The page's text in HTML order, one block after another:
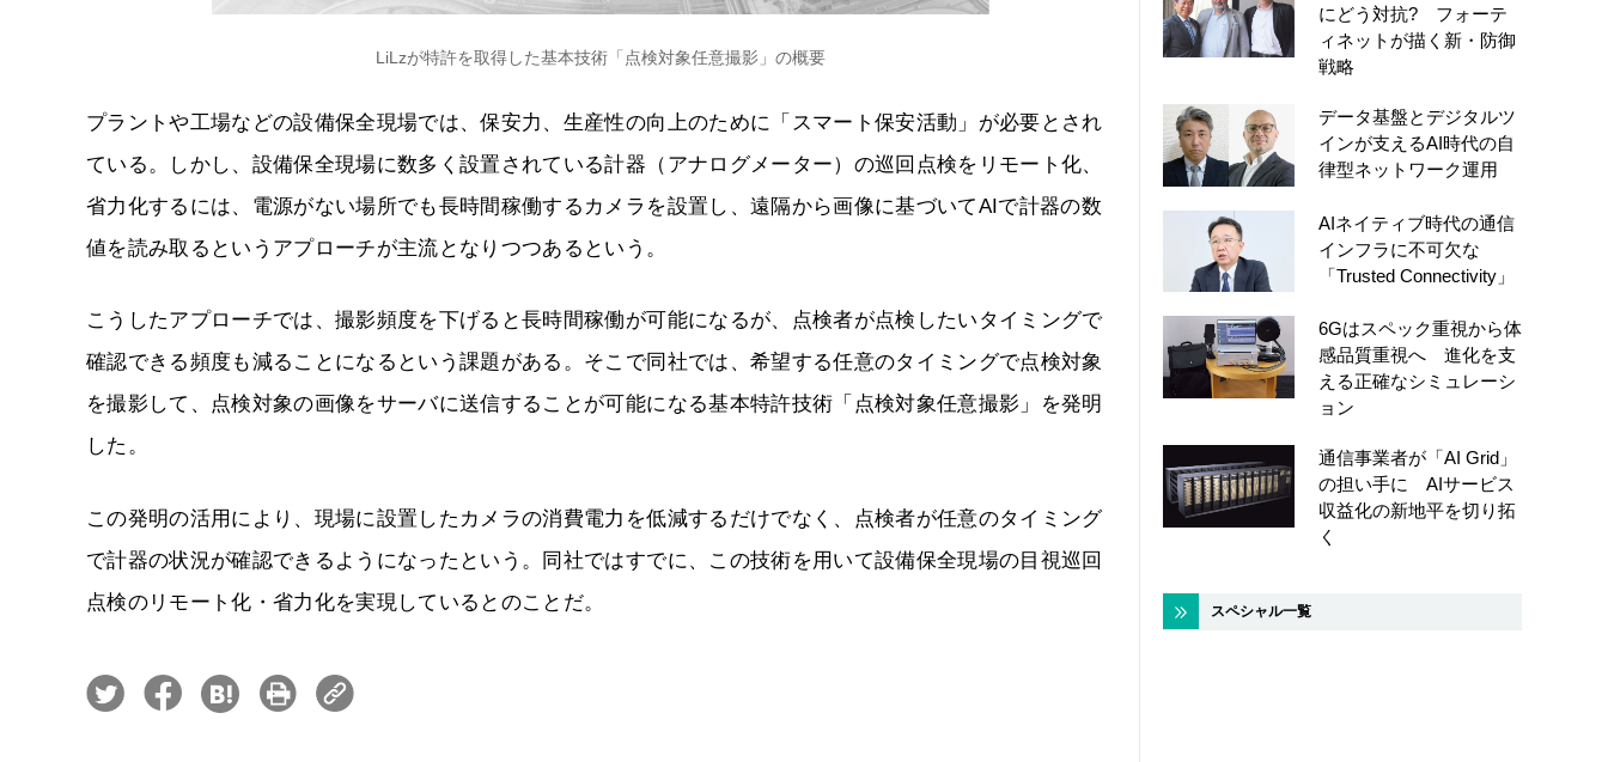
LiLzが特許を取得した基本技術「点検対象任意撮影」の概要
プラントや工場などの設備保全現場では、保安力、生産性の向上のために「スマート保安活動」が必要とされ
ている。しかし、設備保全現場に数多く設置されている計器（アナログメーター）の巡回点検をリモート化、
省力化するには、電源がない場所でも長時間稼働するカメラを設置し、遠隔から画像に基づいてAIで計器の数
値を読み取るというアプローチが主流となりつつあるという。
こうしたアプローチでは、撮影頻度を下げると長時間稼働が可能になるが、点検者が点検したいタイミングで
確認できる頻度も減ることになるという課題がある。そこで同社では、希望する任意のタイミングで点検対象
を撮影して、点検対象の画像をサーバに送信することが可能になる基本特許技術「点検対象任意撮影」を発明
した。
この発明の活用により、現場に設置したカメラの消費電力を低減するだけでなく、点検者が任意のタイミング
で計器の状況が確認できるようになったという。同社ではすでに、この技術を用いて設備保全現場の目視巡回
点検のリモート化・省力化を実現しているとのことだ。
にどう対抗? フォーテ
ィネットが描く新・防御
戦略
データ基盤とデジタルツ
インが支えるAI時代の自
律型ネットワーク運用
AIネイティブ時代の通信
インフラに不可欠な
「Trusted Connectivity」
6Gはスペック重視から体
感品質重視へ 進化を支
える正確なシミュレーシ
ョン
通信事業者が「AI Grid」
の担い手に AIサービス
収益化の新地平を切り拓
く
スペシャル一覧